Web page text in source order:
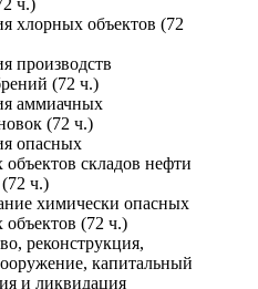
ч.)
хлорных объектов (72
производств
(72 ч.)
аммиачных
(72 ч.)
опасных
складов нефти
ч.)
химически опасных
объектов (72 ч.)
реконструкция,
капитальный
и ликвидация